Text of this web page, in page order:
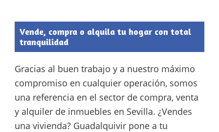
Vende, compra o alquila tu hogar con total
tranquilidad
Gracias al buen trabajo y a nuestro máximo
compromiso en cualquier operación, somos
una referencia en el sector de compra, venta
y alquiler de inmuebles en Sevilla. ¿Vendes
una vivienda? Guadalquivir pone a tu